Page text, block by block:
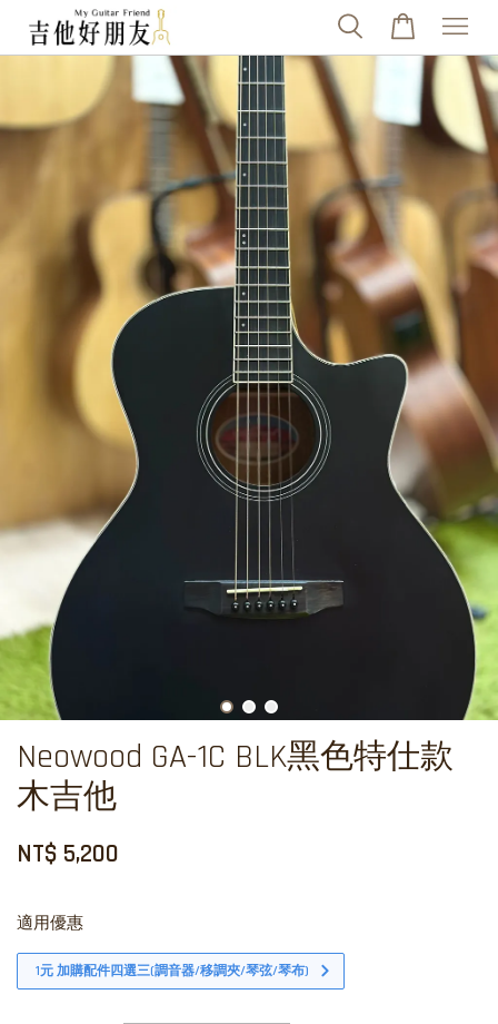
Neowood GA-1C BLK黑色特仕款
木吉他
NT$ 5,200
適用優惠
1元 加購配件四選三(調音器/移調夾/琴弦/琴布)